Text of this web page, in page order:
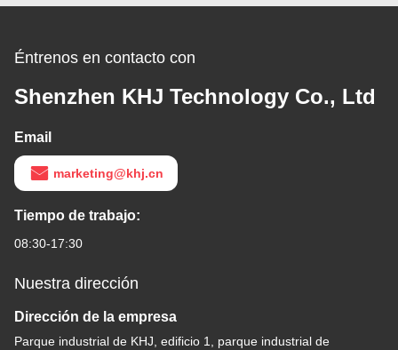
Éntrenos en contacto con
Shenzhen KHJ Technology Co., Ltd
Email
marketing@khj.cn
Tiempo de trabajo:
08:30-17:30
Nuestra dirección
Dirección de la empresa
Parque industrial de KHJ, edificio 1, parque industrial de